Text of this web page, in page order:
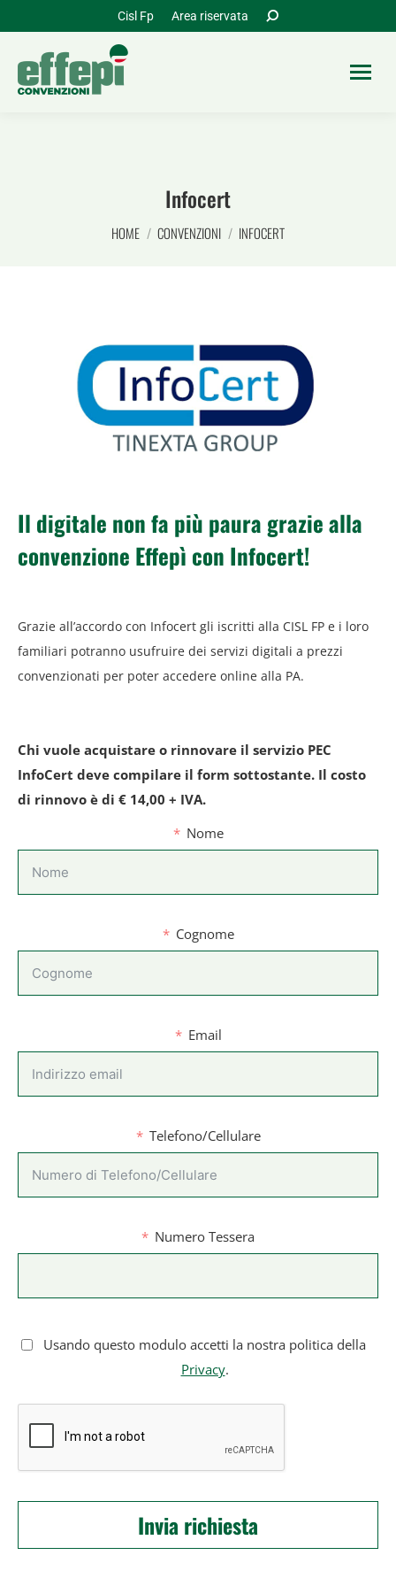
Cisl Fp Area riservata Cerca:
Infocert
Tu sei qui:
HOME CONVENZIONI INFOCERT
Il digitale non fa più paura grazie alla
convenzione Effepì con Infocert!
Grazie all’accordo con Infocert gli iscritti alla CISL FP e i loro
familiari potranno usufruire dei servizi digitali a prezzi
convenzionati per poter accedere online alla PA.
Chi vuole acquistare o rinnovare il servizio PEC
InfoCert deve compilare il form sottostante. Il costo
di rinnovo è di € 14,00 + IVA.
Nome
Cognome
Email
Telefono/Cellulare
Numero Tessera
Usando questo modulo accetti la nostra politica della
Privacy.
Invia richiesta